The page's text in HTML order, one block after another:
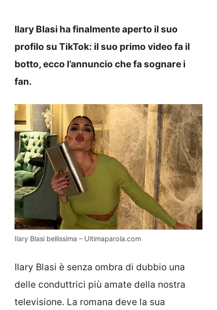
Ilary Blasi ha finalmente aperto il suo
profilo su TikTok: il suo primo video fa il
botto, ecco l’annuncio che fa sognare i
fan.
Ilary Blasi bellissima – Ultimaparola.com
Ilary Blasi è senza ombra di dubbio una
delle conduttrici più amate della nostra
televisione. La romana deve la sua